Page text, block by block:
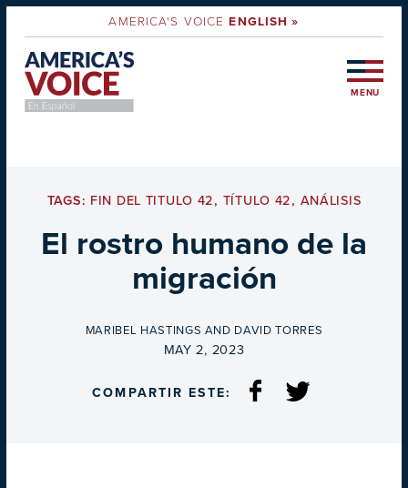
AMERICA'S VOICEENGLISH »
MENU
TAGS: FIN DEL TITULO 42, TÍTULO 42, ANÁLISIS
El rostro humano de la
migración
BY
MARIBEL HASTINGS AND DAVID TORRES
ON
MAY 2, 2023
COMPARTIR ESTE: